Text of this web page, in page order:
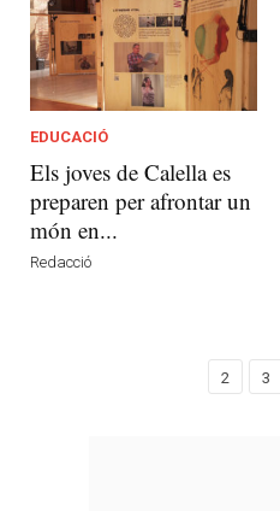
EDUCACIÓ
Els joves de Calella es
preparen per afrontar un
món en...
Redacció
2 3